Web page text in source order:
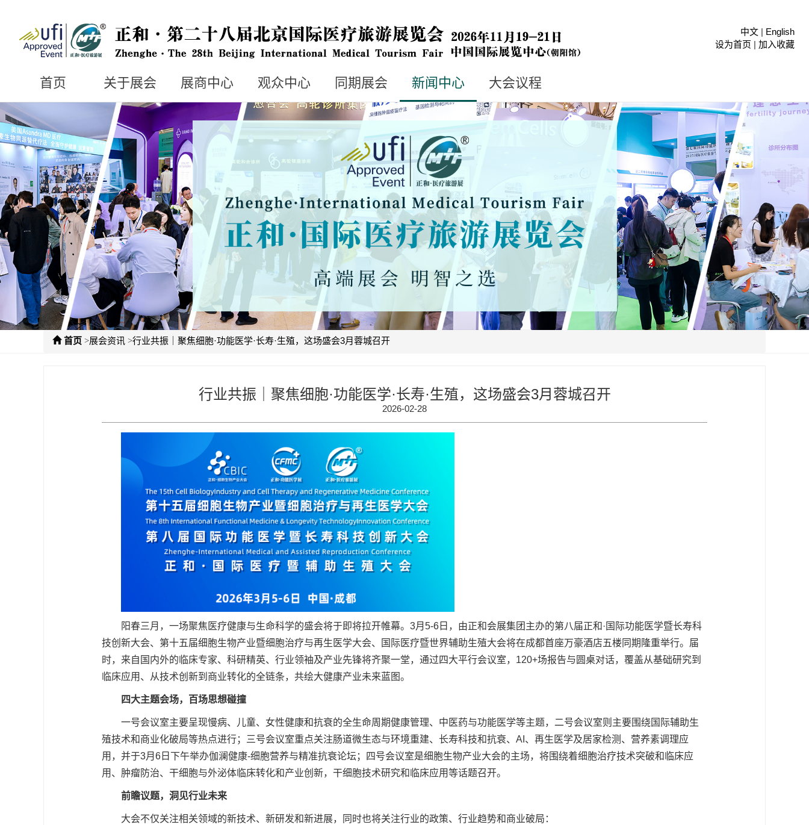
中文
English
设为首页
加入收藏
首页 关于展会 展商中心 观众中心 同期展会 新闻中心 大会议程
首页 >展会资讯 >行业共振｜聚焦细胞·功能医学·长寿·生殖，这场盛会3月蓉城召开
行业共振｜聚焦细胞·功能医学·长寿·生殖，这场盛会3月蓉城召开
2026-02-28
阳春三月，一场聚焦医疗健康与生命科学的盛会将于即将拉开帷幕。3月5-6日，由正和会展集团主办的第八届正和·国际功能医学暨长寿科
技创新大会、第十五届细胞生物产业暨细胞治疗与再生医学大会、国际医疗暨世界辅助生殖大会将在成都首座万豪酒店五楼同期隆重举行。届
时，来自国内外的临床专家、科研精英、行业领袖及产业先锋将齐聚一堂，通过四大平行会议室，120+场报告与圆桌对话，覆盖从基础研究到
临床应用、从技术创新到商业转化的全链条，共绘大健康产业未来蓝图。
四大主题会场，百场思想碰撞
一号会议室主要呈现慢病、儿童、女性健康和抗衰的全生命周期健康管理、中医药与功能医学等主题，二号会议室则主要围绕国际辅助生
殖技术和商业化破局等热点进行；三号会议室重点关注肠道微生态与环境重建、长寿科技和抗衰、AI、再生医学及居家检测、营养素调理应
用，并于3月6日下午举办伽澜健康-细胞营养与精准抗衰论坛；四号会议室是细胞生物产业大会的主场，将围绕着细胞治疗技术突破和临床应
用、肿瘤防治、干细胞与外泌体临床转化和产业创新，干细胞技术研究和临床应用等话题召开。
前瞻议题，洞见行业未来
大会不仅关注相关领域的新技术、新研发和新进展，同时也将关注行业的政策、行业趋势和商业破局：